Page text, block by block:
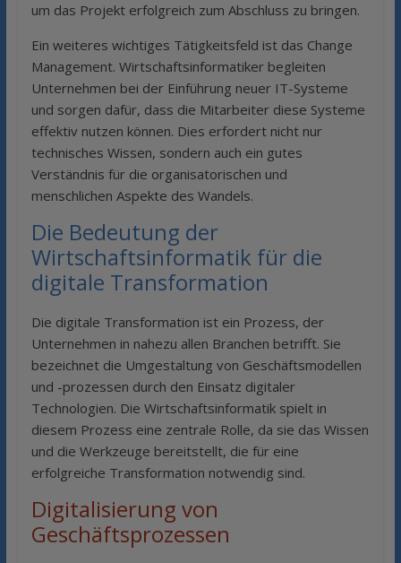
um das Projekt erfolgreich zum Abschluss zu bringen.
Ein weiteres wichtiges Tätigkeitsfeld ist das Change
Management. Wirtschaftsinformatiker begleiten
Unternehmen bei der Einführung neuer IT-Systeme
und sorgen dafür, dass die Mitarbeiter diese Systeme
effektiv nutzen können. Dies erfordert nicht nur
technisches Wissen, sondern auch ein gutes
Verständnis für die organisatorischen und
menschlichen Aspekte des Wandels.
Die Bedeutung der
Wirtschaftsinformatik für die
digitale Transformation
Die digitale Transformation ist ein Prozess, der
Unternehmen in nahezu allen Branchen betrifft. Sie
bezeichnet die Umgestaltung von Geschäftsmodellen
und -prozessen durch den Einsatz digitaler
Technologien. Die Wirtschaftsinformatik spielt in
diesem Prozess eine zentrale Rolle, da sie das Wissen
und die Werkzeuge bereitstellt, die für eine
erfolgreiche Transformation notwendig sind.
Digitalisierung von
Geschäftsprozessen